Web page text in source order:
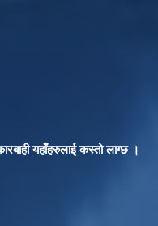
यहाँहरुलाई कस्तो लाग्छ ।